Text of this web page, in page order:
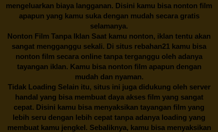
mengeluarkan biaya langganan. Disini kamu bisa nonton film
apapun yang kamu suka dengan mudah secara gratis
selamanya.
Nonton Film Tanpa Iklan Saat kamu nonton, iklan tentu akan
sangat mengganggu sekali. Di situs rebahan21 kamu bisa
nonton film secara online tanpa terganggu oleh adanya
tayangan iklan. Kamu bisa nonton film apapun dengan
mudah dan nyaman.
Tidak Loading Selain itu, situs ini juga didukung oleh server
handal yang bisa membuat daya akses film yang sangat
cepat. Disini kamu bisa menyaksikan tayangan film yang
lebih seru dengan lebih cepat tanpa adanya loading yang
membuat kamu jengkel. Sebaliknya, kamu bisa menyaksikan